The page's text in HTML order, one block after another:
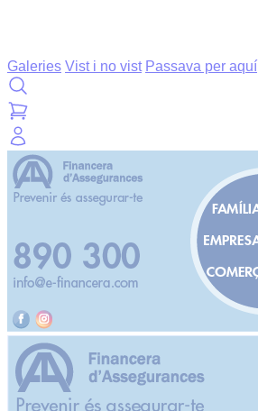
Galeries Vist i no vist Passava per aquí